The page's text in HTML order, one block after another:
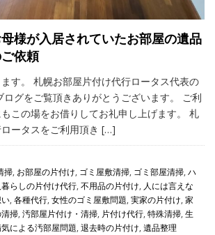
様が入居されていたお部屋の遺品
依頼
す。 札幌お部屋片付け代行ロータス代表の
グをご覧頂きありがとうございます。 ご利
この場をお借りしてお礼申し上げます。 札
ータスをご利用頂き […]
掃, お部屋の片付け, ゴミ屋敷清掃, ゴミ部屋清掃, ハ
らしの片付け代行, 不用品の片付け, 人には言えな
, 各種代行, 女性のゴミ屋敷問題, 実家の片付け, 家
掃, 汚部屋片付け・清掃, 片付け代行, 特殊清掃, 生
による汚部屋問題, 退去時の片付け, 遺品整理